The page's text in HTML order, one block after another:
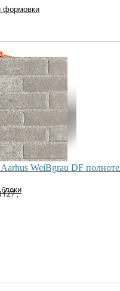
формовки
WeiBgrau DF
;